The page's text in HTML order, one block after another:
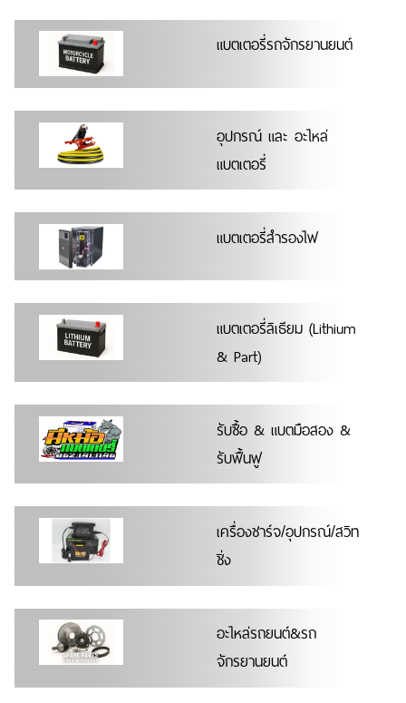
แบตเตอรี่รถจักรยานยนต์
อุปกรณ์ และ อะไหล่
แบตเตอรี่
แบตเตอรี่สำรองไฟ
แบตเตอรี่ลิเธียม (Lithium
& Part)
รับซื้อ & แบตมือสอง &
รับฟื้นฟู
เครื่องชาร์จ/อุปกรณ์/สวิท
ชิ่ง
อะไหล่รถยนต์&รถ
จักรยานยนต์